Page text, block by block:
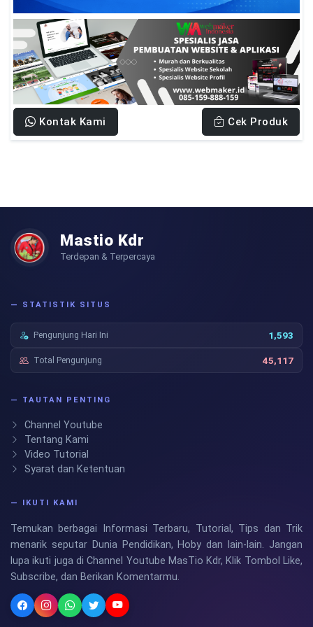
Kontak Kami Cek Produk
Mastio Kdr
Terdepan & Terpercaya
— STATISTIK SITUS
Pengunjung Hari Ini 1,593
Total Pengunjung 45,117
— TAUTAN PENTING
Channel Youtube
Tentang Kami
Video Tutorial
Syarat dan Ketentuan
— IKUTI KAMI
Temukan berbagai Informasi Terbaru, Tutorial, Tips dan Trik
menarik seputar Dunia Pendidikan, Hoby dan lain-lain. Jangan
lupa ikuti juga di Channel Youtube MasTio Kdr, Klik Tombol Like,
Subscribe, dan Berikan Komentarmu.